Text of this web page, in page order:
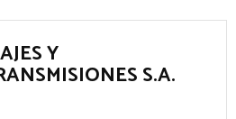
Y
S.A.